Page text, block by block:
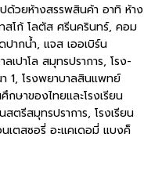
ด้วยห้างสรรพสินค้า อาทิ ห้าง
สโก้ โลตัส ศรีนครินทร์, คอม
ากน้ำ, แจส เออเบิร์น
เปาโล สมุทรปราการ, โรง-
1, โรงพยาบาลสินแพทย์
ษาของไทยและโรงเรียน
สตรีสมุทรปราการ, โรงเรียน
เตสซอรี่ อะแคเดอมี่ แบงค็